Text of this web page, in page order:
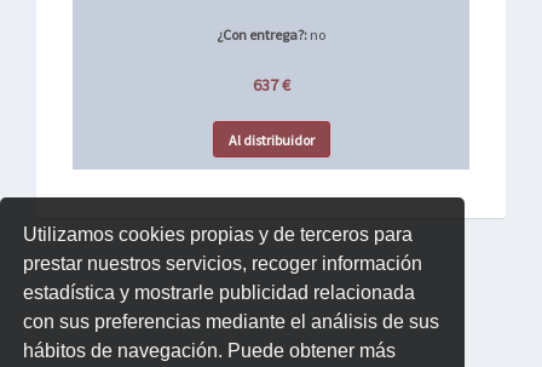
Utilizamos cookies propias y de terceros para
prestar nuestros servicios, recoger información
estadística y mostrarle publicidad relacionada
con sus preferencias mediante el análisis de sus
hábitos de navegación. Puede obtener más
¿Con entrega?: no
637 €
Al distribuidor